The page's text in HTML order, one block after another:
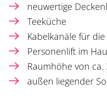
neuwertige
Teeküche
Kabelkanäle für
Personenlift im
Raumhöhe von ca.
außen liegender